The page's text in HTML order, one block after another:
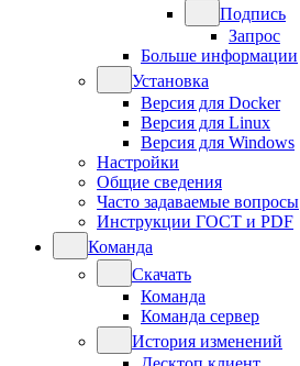
Подпись
Запрос
Больше информации
Установка
Версия для Docker
Версия для Linux
Версия для Windows
Настройки
Общие сведения
Часто задаваемые вопросы
Инструкции ГОСТ и PDF
Команда
Скачать
Команда
Команда сервер
История изменений